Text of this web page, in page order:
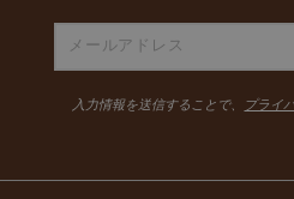
入力情報を送信することで、 プライ